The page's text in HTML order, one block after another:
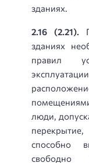
зданиях.
2.16 (2.21).
зданиях
правил
люди,
способно
свободно